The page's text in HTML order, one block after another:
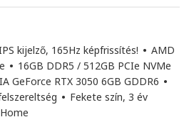
kijelző, 165Hz képfrissítés! • AMD
• 16GB DDR5 / 512GB PCIe NVMe
GeForce RTX 3050 6GB GDDR6 •
• Fekete szín, 3 év